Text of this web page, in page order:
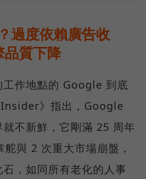
過度依賴廣告收
品質下降
工作地點的 Google 到底
》指出，Google
不新鮮，它剛滿 25 周年
與 2 次重大市場崩盤，
，如同所有老化的人事